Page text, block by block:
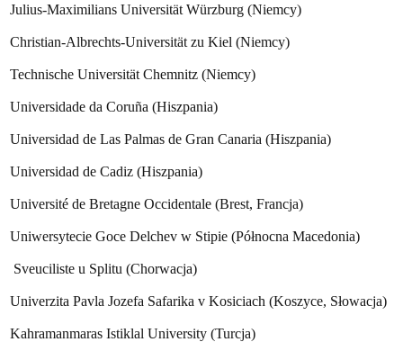
Julius-Maximilians Universität Würzburg (Niemcy)
Christian-Albrechts-Universität zu Kiel (Niemcy)
Technische Universität Chemnitz (Niemcy)
Universidade da Coruña (Hiszpania)
Universidad de Las Palmas de Gran Canaria (Hiszpania)
Universidad de Cadiz (Hiszpania)
Université de Bretagne Occidentale (Brest, Francja)
Uniwersytecie Goce Delchev w Stipie (Północna Macedonia)
Sveuciliste u Splitu (Chorwacja)
Univerzita Pavla Jozefa Safarika v Kosiciach (Koszyce, Słowacja)
Kahramanmaras Istiklal University (Turcja)